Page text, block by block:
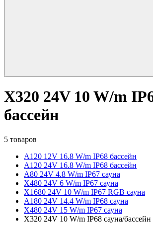
X320 24V 10 W/m
бассейн
5 товаров
A120 12V 16.8 W/m IP68 бассейн
A120 24V 16.8 W/m IP68 бассейн
A80 24V 4.8 W/m IP67 сауна
X480 24V 6 W/m IP67 сауна
X1680 24V 10 W/m IP67 RGB сауна
A180 24V 14.4 W/m IP68 сауна
X480 24V 15 W/m IP67 сауна
X320 24V 10 W/m IP68 сауна/бассейн